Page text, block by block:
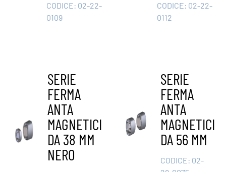
CODICE: 02-22-
0109
CODICE: 02-22-
0112
SERIE
FERMA
ANTA
MAGNETICI
DA 38 MM
NERO
SERIE
FERMA
ANTA
MAGNETICI
DA 56 MM
CODICE: 02-